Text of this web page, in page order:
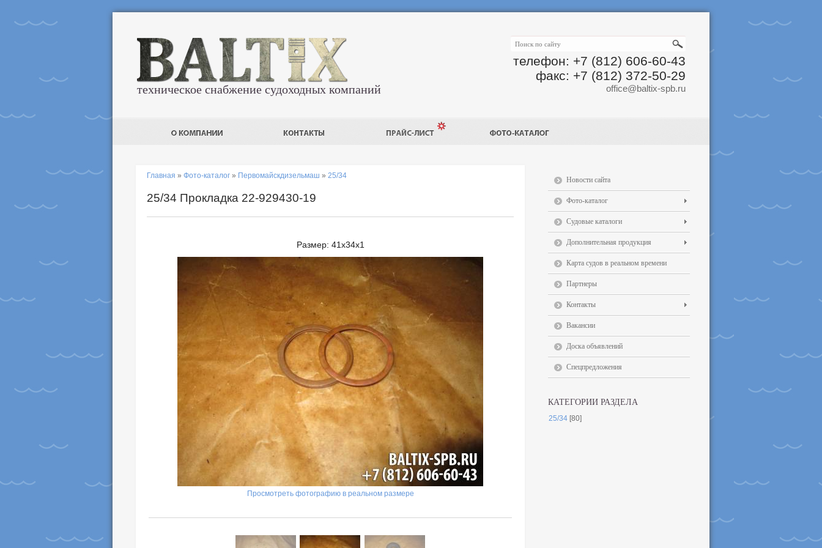
телефон: +7 (812) 606-60-43
факс: +7 (812) 372-50-29
office@baltix-spb.ru
техническое снабжение судоходных компаний
Главная » Фото-каталог » Первомайскдизельмаш » 25/34
25/34 Прокладка 22-929430-19
Размер: 41х34х1
Просмотреть фотографию в реальном размере
Новости сайта
Фото-каталог
Судовые каталоги
Дополнительная продукция
Карта судов в реальном времени
Партнеры
Контакты
Вакансии
Доска объявлений
Спецпредложения
КАТЕГОРИИ РАЗДЕЛА
25/34 [80]